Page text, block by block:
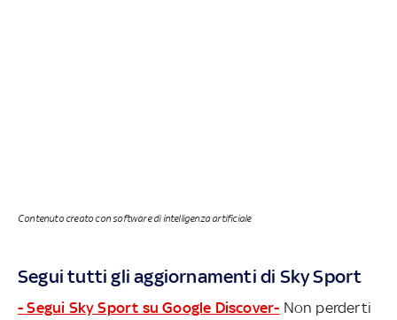
Contenuto creato con software di intelligenza artificiale
Segui tutti gli aggiornamenti di Sky Sport
- Segui Sky Sport su Google Discover- Non perderti